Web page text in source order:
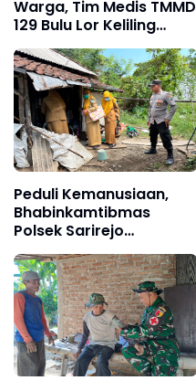
Warga, Tim Medis TMMD
129 Bulu Lor Keliling
Sasaran Fisik
Peduli Kemanusiaan,
Bhabinkamtibmas
Polsek Sarirejo
Dampingi Pemeriksaan
Kesehatan Rutin Warga